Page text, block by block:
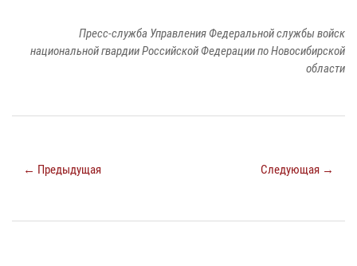
Пресс-служба Управления Федеральной службы войск
национальной гвардии Российской Федерации по Новосибирской
области
← Предыдущая Следующая →